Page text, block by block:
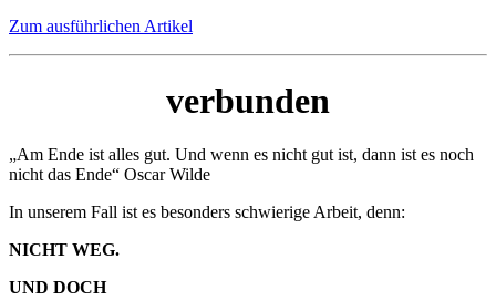
Zum ausführlichen Artikel
verbunden
„Am Ende ist alles gut. Und wenn es nicht gut ist, dann ist es noch
nicht das Ende“ Oscar Wilde
In unserem Fall ist es besonders schwierige Arbeit, denn:
NICHT WEG.
UND DOCH